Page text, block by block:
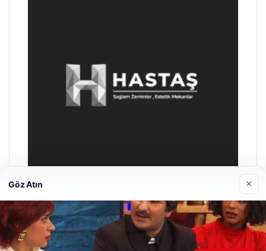
Enes Kaplan Avukatlık Bürosu
28/04/2026
Göz Atın ×